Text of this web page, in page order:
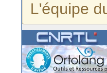
L'équipe